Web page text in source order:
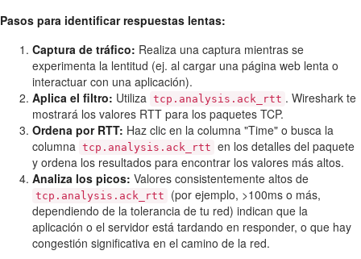
Pasos para identificar respuestas lentas:
Captura de tráfico: Realiza una captura mientras se
experimenta la lentitud (ej. al cargar una página web lenta o
interactuar con una aplicación).
Aplica el filtro: Utiliza tcp.analysis.ack_rtt . Wireshark te
mostrará los valores RTT para los paquetes TCP.
Ordena por RTT: Haz clic en la columna "Time" o busca la
columna tcp.analysis.ack_rtt en los detalles del paquete
y ordena los resultados para encontrar los valores más altos.
Analiza los picos: Valores consistentemente altos de
tcp.analysis.ack_rtt
(por ejemplo, >100ms o más,
dependiendo de la tolerancia de tu red) indican que la
aplicación o el servidor está tardando en responder, o que hay
congestión significativa en el camino de la red.